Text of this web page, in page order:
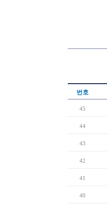
번호
45
44
43
42
41
40